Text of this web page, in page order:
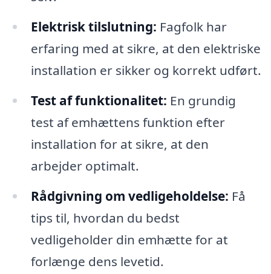
Elektrisk tilslutning: Fagfolk har
erfaring med at sikre, at den elektriske
installation er sikker og korrekt udført.
Test af funktionalitet: En grundig
test af emhættens funktion efter
installation for at sikre, at den
arbejder optimalt.
Rådgivning om vedligeholdelse: Få
tips til, hvordan du bedst
vedligeholder din emhætte for at
forlænge dens levetid.